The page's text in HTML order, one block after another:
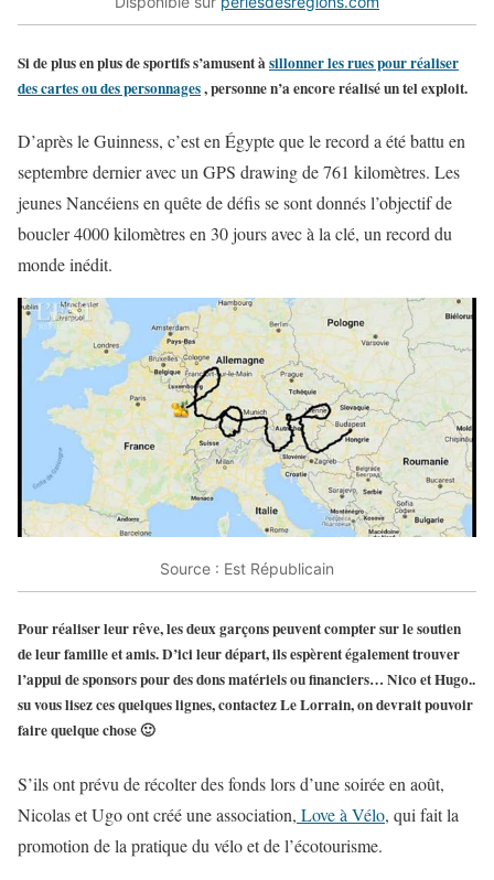
Si de plus en plus de sportifs s’amusent àsillonner les rues pour réaliser
des cartes ou des personnages, personne n’a encore réalisé un tel exploit.
D’après le Guinness, c’est en Égypte que le record a été battu en
septembre dernier avec un GPS drawing de 761 kilomètres. Les
jeunes Nancéiens en quête de défis se sont donnés l’objectif de
boucler 4000 kilomètres en 30 jours avec à la clé, un record du
monde inédit.
Source : Est Républicain
Pour réaliser leur rêve, les deux garçons peuvent compter sur le soutien
de leur famille et amis. D’ici leur départ, ils espèrent également trouver
l’appui de sponsors pour des dons matériels ou financiers… Nico et Hugo..
su vous lisez ces quelques lignes, contactez Le Lorrain, on devrait pouvoir
faire quelque chose 🙂
S’ils ont prévu de récolter des fonds lors d’une soirée en août,
Nicolas et Ugo ont créé une association, Love à Vélo, qui fait la
promotion de la pratique du vélo et de l’écotourisme.